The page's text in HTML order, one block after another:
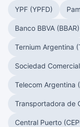
YPF (YPFD)
Banco BBVA (BBAR)
Ternium Argentina
Sociedad
Telecom Argentina
Transportadora de
Central Puerto